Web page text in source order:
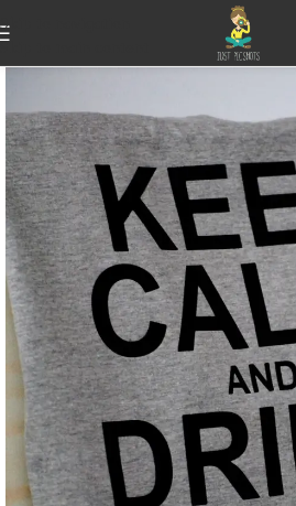
Skip to navigation
Skip to main content